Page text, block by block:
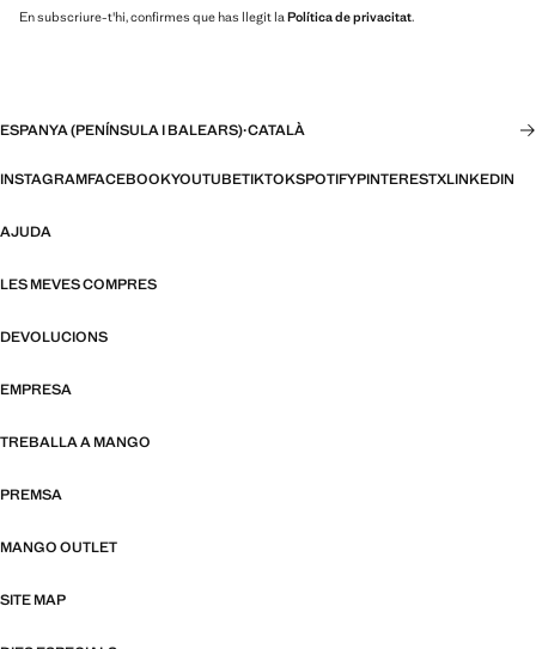
En subscriure-t'hi, confirmes que has llegit la Política de privacitat.
ESPANYA (PENÍNSULA I BALEARS)·CATALÀ
INSTAGRAMFACEBOOKYOUTUBETIKTOKSPOTIFYPINTERESTXLINKEDIN
AJUDA
LES MEVES COMPRES
DEVOLUCIONS
EMPRESA
TREBALLA A MANGO
PREMSA
MANGO OUTLET
SITE MAP